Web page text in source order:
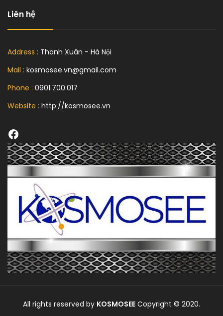
Liên hệ
Address : Thanh Xuân - Hà Nội
Mail : kosmosee.vn@gmail.com
Phone : 0901.700.017
Website : http://kosmosee.vn
Facebook
All rights reserved by KOSMOSEE Copyright © 2020.